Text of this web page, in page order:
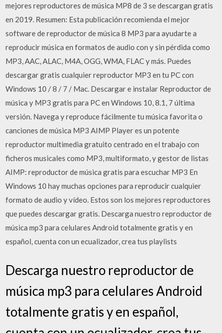
mejores reproductores de música MP8 de 3 se descargan gratis
en 2019. Resumen: Esta publicación recomienda el mejor
software de reproductor de música 8 MP3 para ayudarte a
reproducir música en formatos de audio con y sin pérdida como
MP3, AAC, ALAC, M4A, OGG, WMA, FLAC y más. Puedes
descargar gratis cualquier reproductor MP3 en tu PC con
Windows 10 / 8 / 7 / Mac. Descargar e instalar Reproductor de
música y MP3 gratis para PC en Windows 10, 8.1, 7 última
versión. Navega y reproduce fácilmente tu música favorita o
canciones de música MP3 AIMP Player es un potente
reproductor multimedia gratuito centrado en el trabajo con
ficheros musicales como MP3, multiformato, y gestor de listas
AIMP: reproductor de música gratis para escuchar MP3 En
Windows 10 hay muchas opciones para reproducir cualquier
formato de audio y vídeo. Estos son los mejores reproductores
que puedes descargar gratis. Descarga nuestro reproductor de
música mp3 para celulares Android totalmente gratis y en
español, cuenta con un ecualizador, crea tus playlists
Descarga nuestro reproductor de
música mp3 para celulares Android
totalmente gratis y en español,